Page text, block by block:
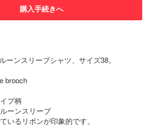
購入手続きへ
ーンスリーブシャツ、サイズ38。
brooch
プ柄
ーンスリーブ
いるリボンが印象的です。